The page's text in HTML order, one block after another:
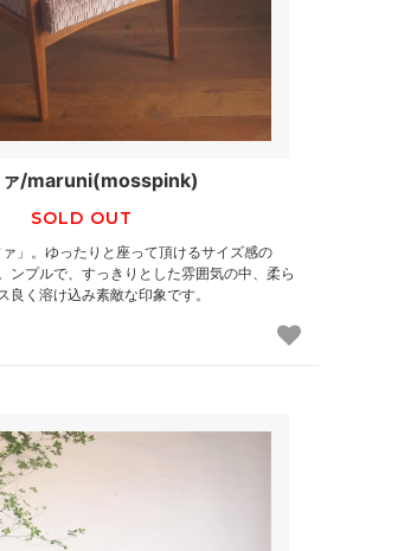
ァ/maruni(mosspink)
SOLD OUT
」。ゆったりと座って頂けるサイズ感の
ンプルで、すっきりとした雰囲気の中、柔ら
良く溶け込み素敵な印象です。